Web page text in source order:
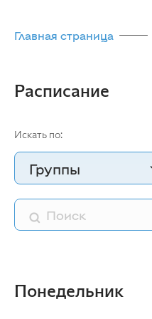
Главная страница
Расписание
Искать по:
Группы
Понедельник